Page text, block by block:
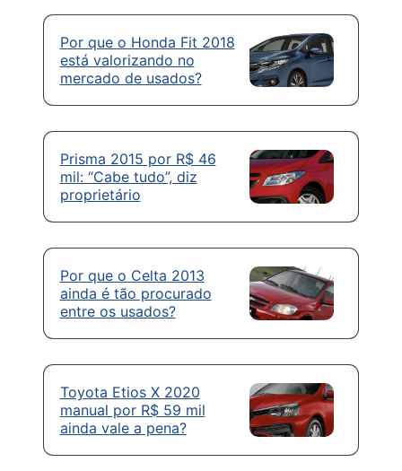
Por que o Honda Fit 2018
está valorizando no
mercado de usados?
Prisma 2015 por R$ 46
mil: “Cabe tudo”, diz
proprietário
Por que o Celta 2013
ainda é tão procurado
entre os usados?
Toyota Etios X 2020
manual por R$ 59 mil
ainda vale a pena?